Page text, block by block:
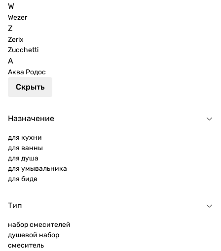
W
Wezer
Z
Zerix
Zucchetti
А
Аква Родос
Скрыть
Назначение
для кухни
для ванны
для душа
для умывальника
для биде
Тип
набор смесителей
душевой набор
смеситель